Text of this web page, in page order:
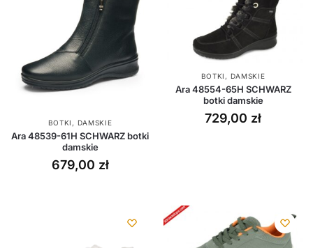
BOTKI , DAMSKIE
Ara 48539-61H SCHWARZ botki
damskie
679,00 zł
BOTKI , DAMSKIE
Ara 48554-65H SCHWARZ
botki damskie
729,00 zł